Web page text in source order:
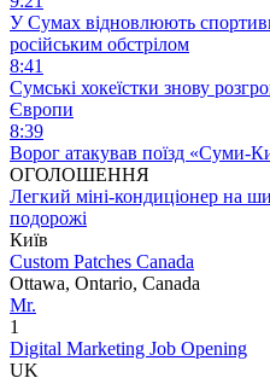
У Сумах відновлюють
російським обстрілом
8:41
Сумські хокеїстки знову
Європи
8:39
Ворог атакував поїзд «Суми-
ОГОЛОШЕННЯ
Легкий міні-кондиціонер на
подорожі
Київ
Custom Patches Canada
Ottawa, Ontario, Canada
Mr.
1
Digital Marketing Job Opening
UK